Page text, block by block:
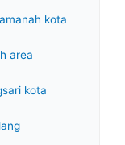
kota
area
kota